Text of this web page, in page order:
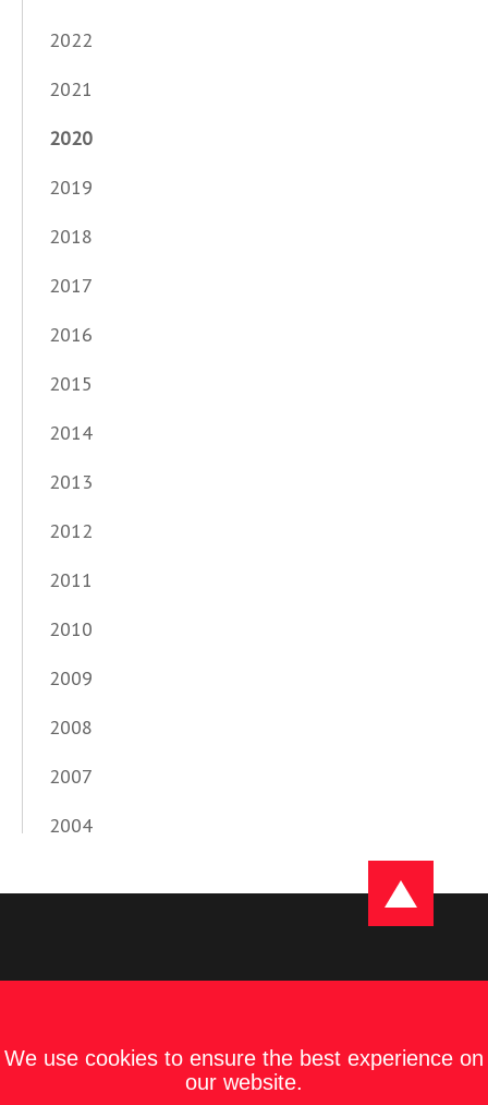
2022
2021
2020
2019
2018
2017
2016
2015
2014
2013
2012
2011
2010
2009
2008
2007
2004
We use cookies to ensure the best experience on
our website.